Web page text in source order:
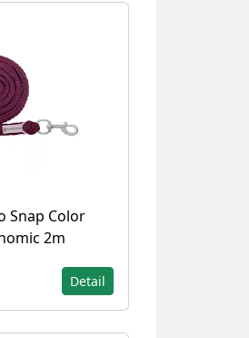
Snap Color
2m
Detail